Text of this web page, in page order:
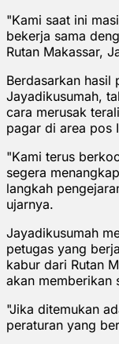
"Kami saat ini
bekerja sama
Rutan Makassar,
Berdasarkan hasil
Jayadikusumah,
cara merusak
pagar di area pos
"Kami terus
segera
langkah
ujarnya.
Jayadikusumah
petugas yang
kabur dari Rutan
akan memberikan
"Jika ditemukan
peraturan yang